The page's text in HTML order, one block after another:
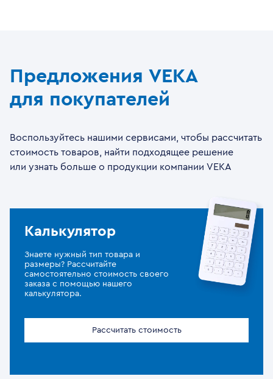
Предложения VEKA
для покупателей
Воспользуйтесь нашими сервисами, чтобы рассчитать
стоимость товаров, найти подходящее решение
или узнать больше о продукции компании VEKA
Калькулятор
Знаете нужный тип товара и
размеры? Рассчитайте
самостоятельно стоимость своего
заказа с помощью нашего
калькулятора.
Рассчитать стоимость